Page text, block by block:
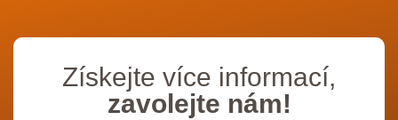
Získejte více informací,
zavolejte nám!